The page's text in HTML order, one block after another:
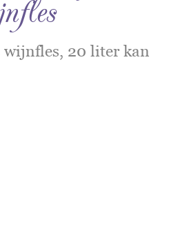
wijnfles, 20 liter kan